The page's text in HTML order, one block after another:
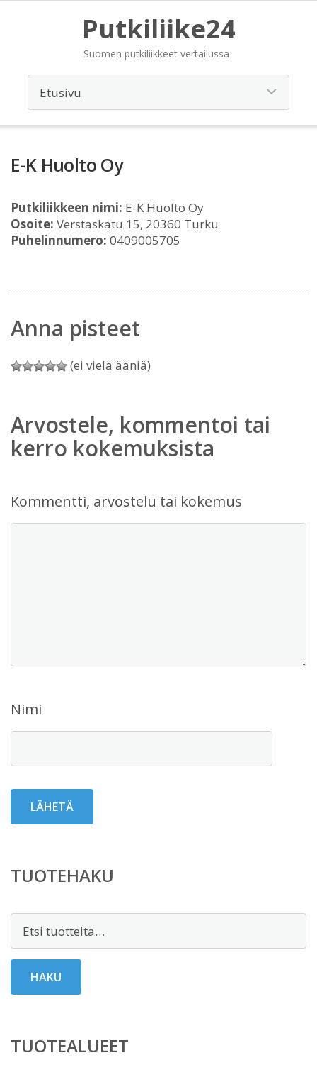
Putkiliike24
Suomen putkiliikkeet vertailussa
E-K Huolto Oy
Putkiliikkeen nimi: E-K Huolto Oy
Osoite: Verstaskatu 15, 20360 Turku
Puhelinnumero: 0409005705
Anna pisteet
(ei vielä ääniä)
Arvostele, kommentoi tai
kerro kokemuksista
Kommentti, arvostelu tai kokemus
Nimi
TUOTEHAKU
HAKU
TUOTEALUEET